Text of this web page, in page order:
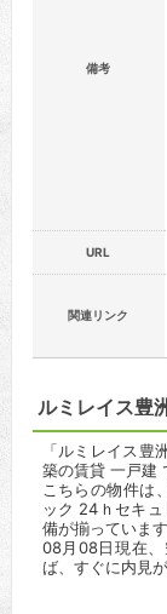
備考
URL
関連リンク
ルミレイス豊
「ルミレイス
築の賃貸 一戸建
こちらの物件は
ック 24ｈセキ
備が揃っています
08月08日現在、
ば、すぐに内見が